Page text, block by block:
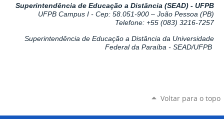
Superintendência de Educação a Distância (SEAD) - UFPB
UFPB Campus I - Cep: 58.051-900 – João Pessoa (PB)
Telefone: +55 (083) 3216-7257
Superintendência de Educação a Distância da Universidade
Federal da Paraíba - SEAD/UFPB
Voltar para o topo